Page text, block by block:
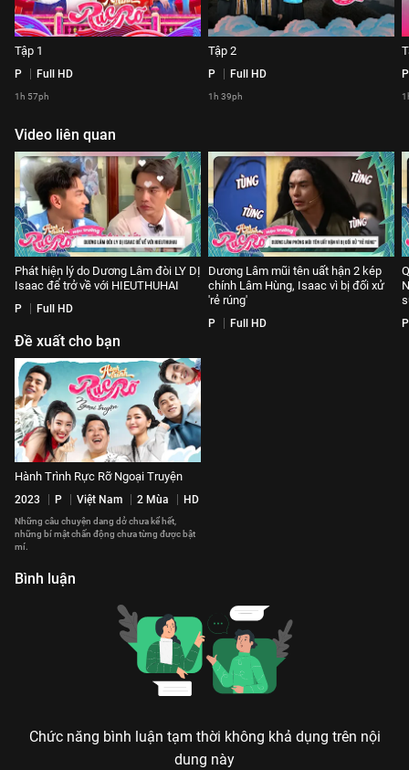
Tập 1
P Full HD
1h 57ph
Tập 2
P Full HD
1h 39ph
P
Video liên quan
Phát hiện lý do Dương Lâm đòi LY DỊ
Isaac để trở về với HIEUTHUHAI
P Full HD
Dương Lâm mũi tên uất hận 2 kép
chính Lâm Hùng, Isaac vì bị đối xử
'rẻ rúng'
P Full HD P
Đề xuất cho bạn
Hành Trình Rực Rỡ Ngoại Truyện
2023 P Việt Nam 2 Mùa HD
Những câu chuyện dang dở chưa kể hết,
những bí mật chấn động chưa từng được bật
mí.
Bình luận
Chức năng bình luận tạm thời không khả dụng trên nội
dung này